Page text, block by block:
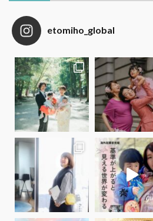
etomiho_global